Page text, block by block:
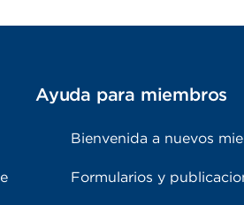
Ayuda para miembros
Bienvenida a nuevos
Formularios y